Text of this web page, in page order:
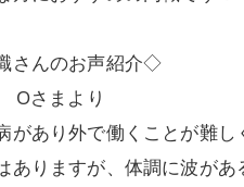
さんのお声紹介◇
Oさまより
があり外で働くことが難
ありますが、体調に波が